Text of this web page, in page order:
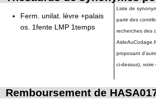
Ferm. unilat. lèvre +palais
os. 1fente LMP 1temps
Liste de
partir des
recherches des
proposant
ci-dessus),
Remboursement de